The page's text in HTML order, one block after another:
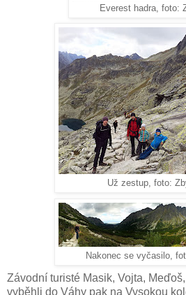
Everest hadra, foto:
Už zestup, foto:
Nakonec se vyčasilo,
Závodní turisté Masik, Vojta,
vyběhli do Váhy pak na Vysokou